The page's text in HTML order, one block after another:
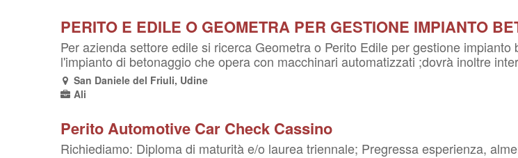
PERITO E EDILE O GEOMETRA PER GESTIONE IMPIANTO
Per azienda settore edile si ricerca Geometra o Perito Edile per gestione
l'impianto di betonaggio che opera con macchinari automatizzati ;dovrà inoltre
San Daniele del Friuli, Udine
Ali
Perito Automotive Car Check Cassino
Richiediamo: Diploma di maturità e/o laurea triennale; Pregressa esperienza,